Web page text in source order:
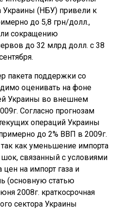
Украины (НБУ) привели к
до 5,8 грн/долл.,
сокращению
до 32 млрд долл. с 38
пакета поддержки со
оценивать на фоне
Украины во внешнем
Согласно прогнозам
операций Украины
до 2% ВВП в 2009г.
как уменьшение импорта
связанный с условиями
цен на импорт газа и
(основную статью
2008г. краткосрочная
сектора Украины